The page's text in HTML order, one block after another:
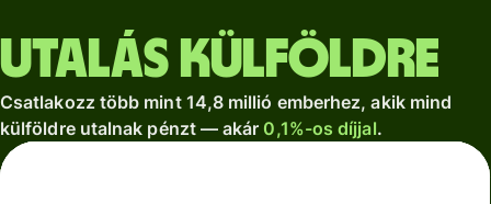
Utalás külföldre
Csatlakozz több mint 14,8 millió emberhez, akik mind
külföldre utalnak pénzt — akár 0,1%-os díjjal.